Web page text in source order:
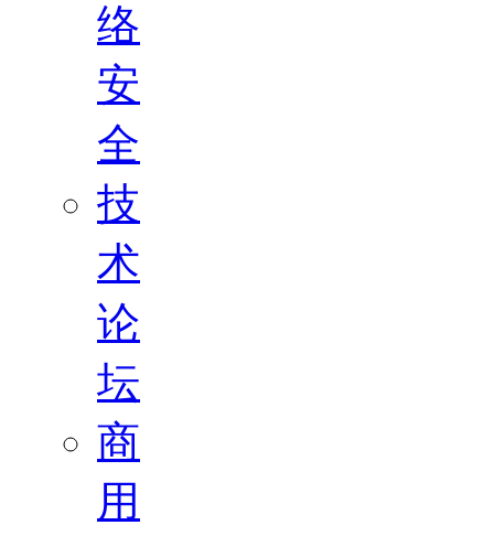
络
安
全
技
术
论
坛
商
用